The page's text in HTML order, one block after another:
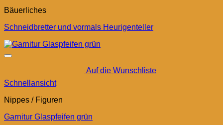
Bäuerliches
Schneidbretter und vormals Heurigenteller
Auf die Wunschliste
Schnellansicht
Nippes / Figuren
Garnitur Glaspfeifen grün